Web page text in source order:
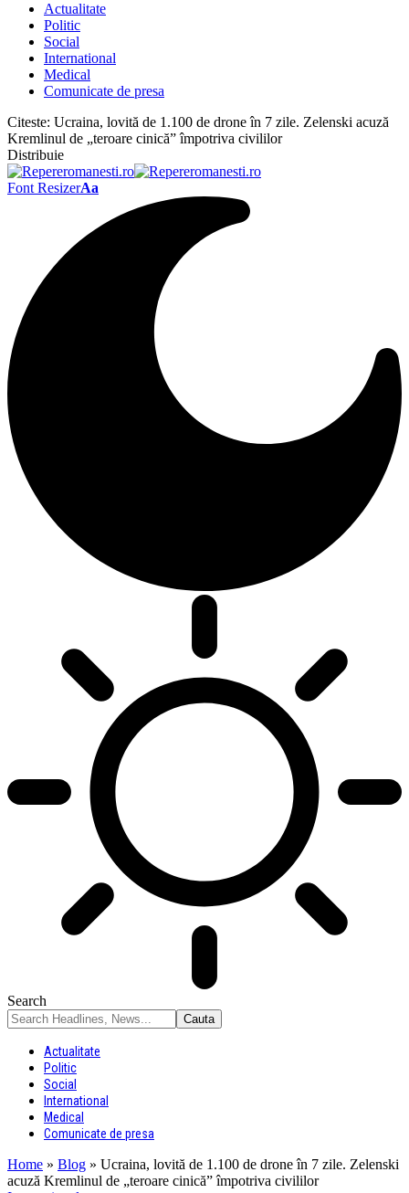
Actualitate
Politic
Social
International
Medical
Comunicate de presa
Citeste: Ucraina, lovită de 1.100 de drone în 7 zile. Zelenski acuză
Kremlinul de „teroare cinică” împotriva civililor
Distribuie
Font ResizerAa
Search
Actualitate
Politic
Social
International
Medical
Comunicate de presa
Home » Blog » Ucraina, lovită de 1.100 de drone în 7 zile. Zelenski
acuză Kremlinul de „teroare cinică” împotriva civililor